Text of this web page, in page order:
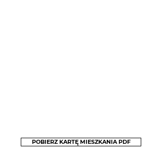
POBIERZ KARTĘ MIESZKANIA PDF